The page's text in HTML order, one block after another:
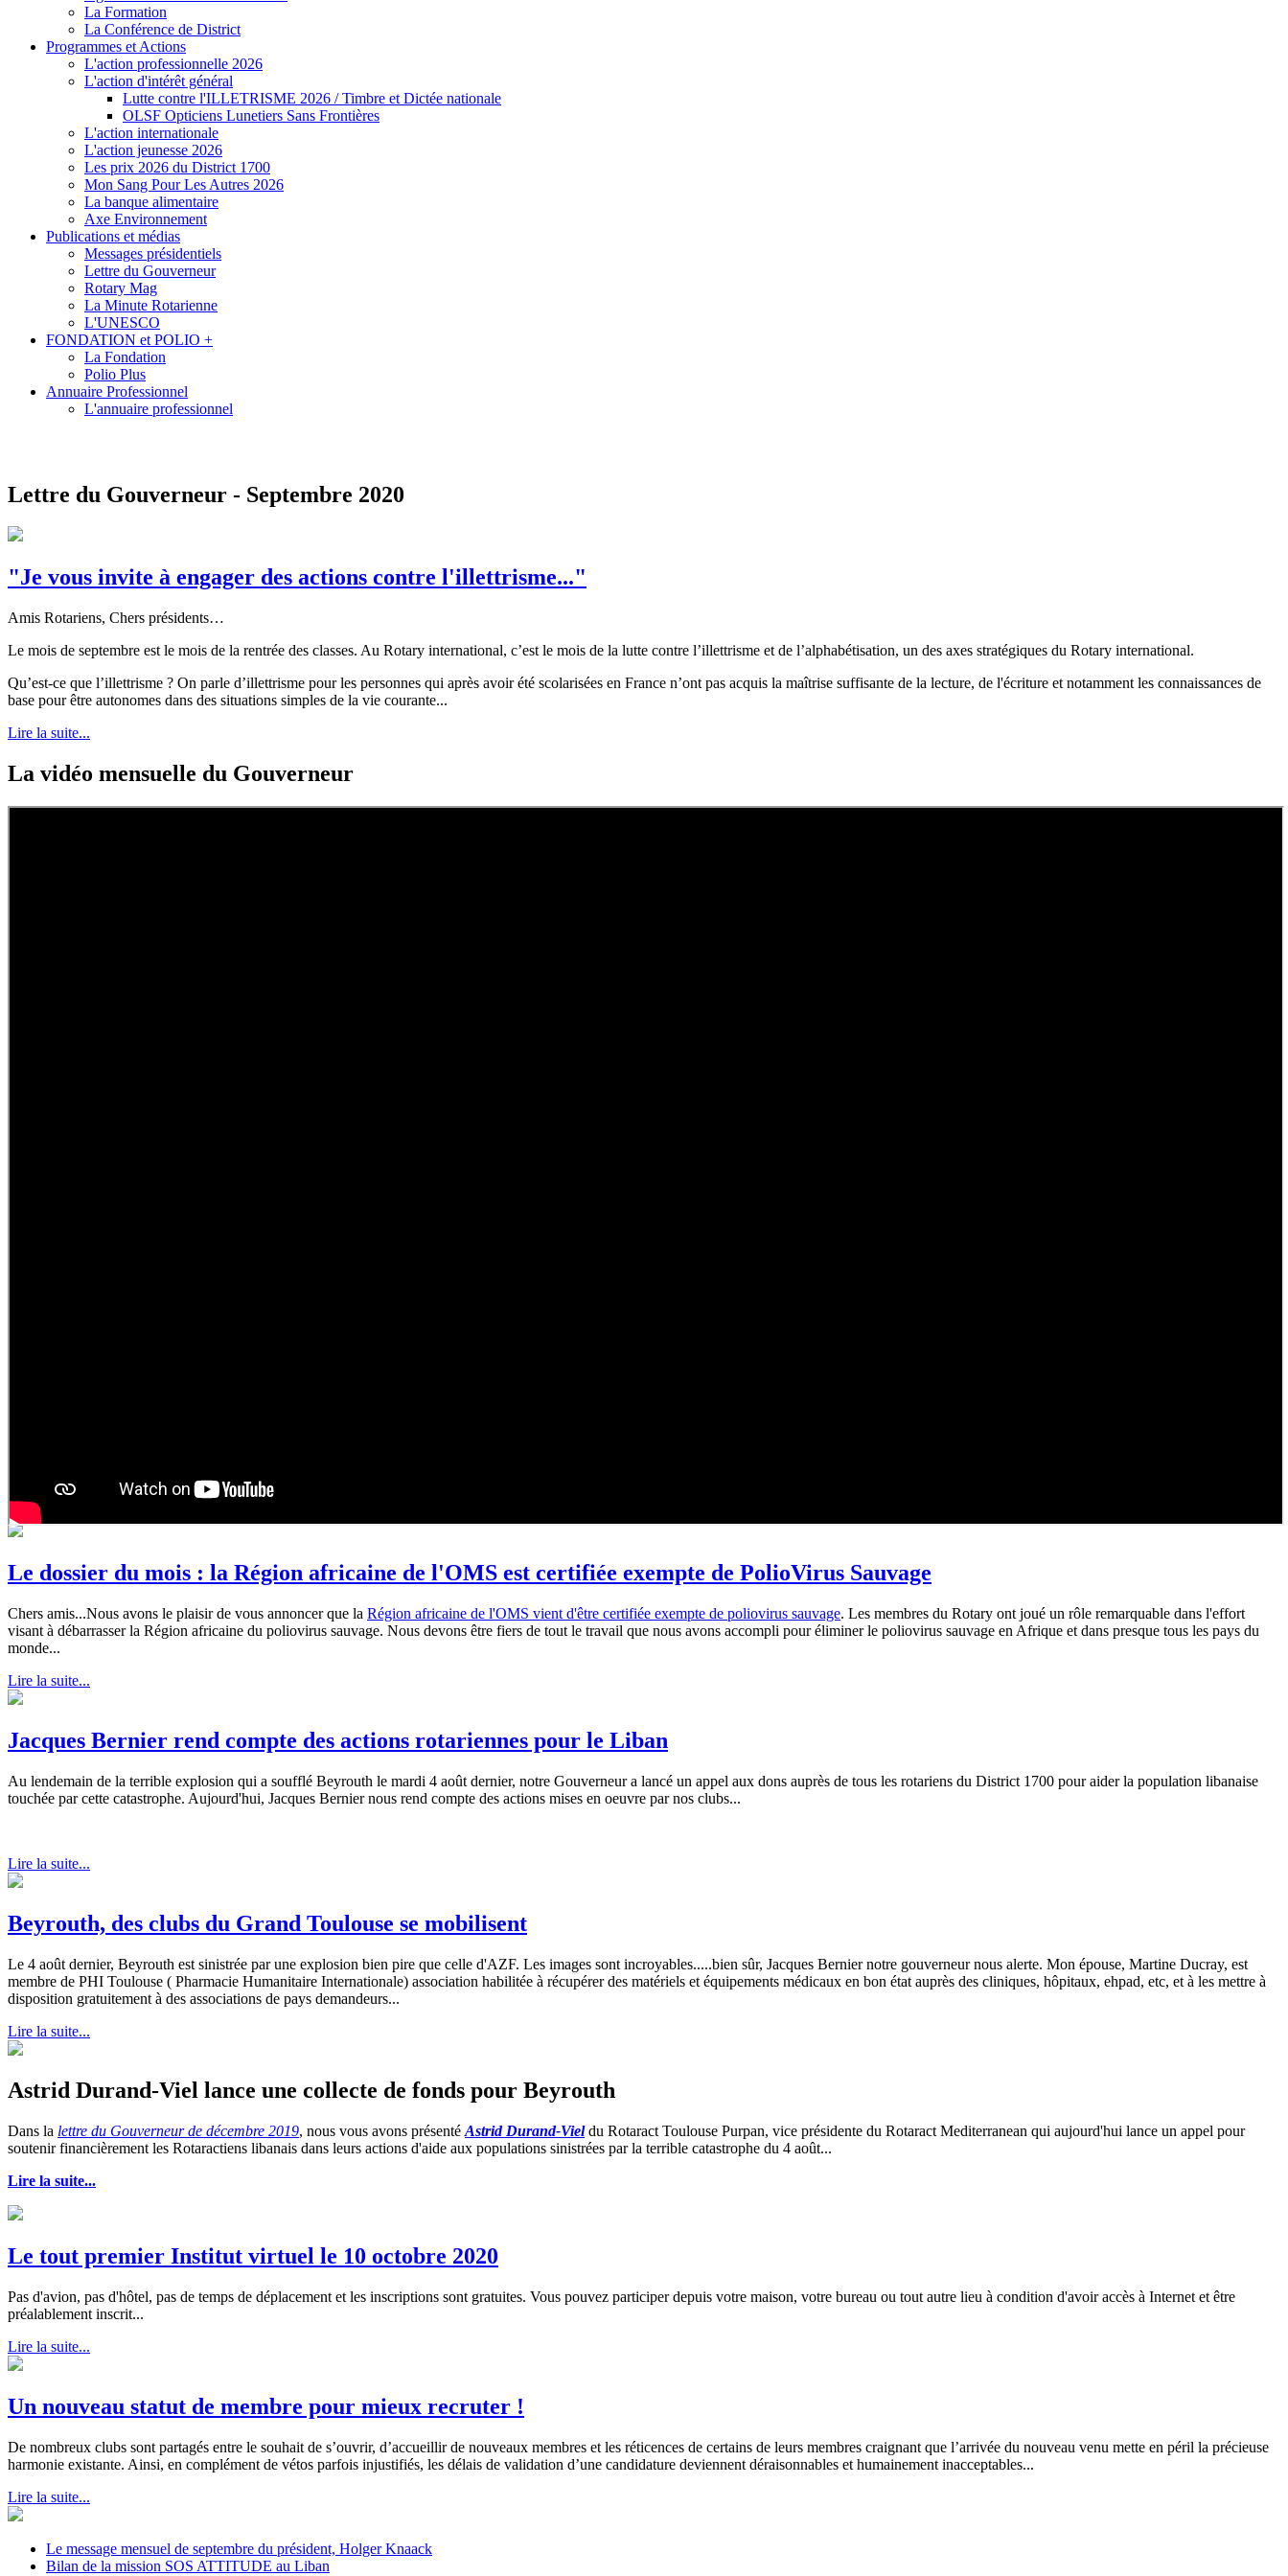
La Formation
La Conférence de District
Programmes et Actions
L'action professionnelle 2026
L'action d'intérêt général
Lutte contre l'ILLETRISME 2026 / Timbre et Dictée nationale
OLSF Opticiens Lunetiers Sans Frontières
L'action internationale
L'action jeunesse 2026
Les prix 2026 du District 1700
Mon Sang Pour Les Autres 2026
La banque alimentaire
Axe Environnement
Publications et médias
Messages présidentiels
Lettre du Gouverneur
Rotary Mag
La Minute Rotarienne
L'UNESCO
FONDATION et POLIO +
La Fondation
Polio Plus
Annuaire Professionnel
L'annuaire professionnel
Lettre du Gouverneur - Septembre 2020
"Je vous invite à engager des actions contre l'illettrisme..."
Amis Rotariens, Chers présidents…
Le mois de septembre est le mois de la rentrée des classes. Au Rotary international, c’est le mois de la lutte contre l’illettrisme et de l’alphabétisation, un des axes stratégiques du Rotary international.
Qu’est-ce que l’illettrisme ? On parle d’illettrisme pour les personnes qui après avoir été scolarisées en France n’ont pas acquis la maîtrise suffisante de la lecture, de l'écriture et notamment les connaissances de
base pour être autonomes dans des situations simples de la vie courante...
Lire la suite...
La vidéo mensuelle du Gouverneur
Le dossier du mois : la Région africaine de l'OMS est certifiée exempte de PolioVirus Sauvage
Chers amis...Nous avons le plaisir de vous annoncer que la Région africaine de l'OMS vient d'être certifiée exempte de poliovirus sauvage. Les membres du Rotary ont joué un rôle remarquable dans l'effort
visant à débarrasser la Région africaine du poliovirus sauvage. Nous devons être fiers de tout le travail que nous avons accompli pour éliminer le poliovirus sauvage en Afrique et dans presque tous les pays du
monde...
Lire la suite...
Jacques Bernier rend compte des actions rotariennes pour le Liban
Au lendemain de la terrible explosion qui a soufflé Beyrouth le mardi 4 août dernier, notre Gouverneur a lancé un appel aux dons auprès de tous les rotariens du District 1700 pour aider la population libanaise
touchée par cette catastrophe. Aujourd'hui, Jacques Bernier nous rend compte des actions mises en oeuvre par nos clubs...
Lire la suite...
Beyrouth, des clubs du Grand Toulouse se mobilisent
Le 4 août dernier, Beyrouth est sinistrée par une explosion bien pire que celle d'AZF. Les images sont incroyables.....bien sûr, Jacques Bernier notre gouverneur nous alerte. Mon épouse, Martine Ducray, est
membre de PHI Toulouse ( Pharmacie Humanitaire Internationale) association habilitée à récupérer des matériels et équipements médicaux en bon état auprès des cliniques, hôpitaux, ehpad, etc, et à les mettre à
disposition gratuitement à des associations de pays demandeurs...
Lire la suite...
Astrid Durand-Viel lance une collecte de fonds pour Beyrouth
Dans la lettre du Gouverneur de décembre 2019, nous vous avons présenté Astrid Durand-Viel du Rotaract Toulouse Purpan, vice présidente du Rotaract Mediterranean qui aujourd'hui lance un appel pour
soutenir financièrement les Rotaractiens libanais dans leurs actions d'aide aux populations sinistrées par la terrible catastrophe du 4 août...
Lire la suite...
Le tout premier Institut virtuel le 10 octobre 2020
Pas d'avion, pas d'hôtel, pas de temps de déplacement et les inscriptions sont gratuites. Vous pouvez participer depuis votre maison, votre bureau ou tout autre lieu à condition d'avoir accès à Internet et être
préalablement inscrit...
Lire la suite...
Un nouveau statut de membre pour mieux recruter !
De nombreux clubs sont partagés entre le souhait de s’ouvrir, d’accueillir de nouveaux membres et les réticences de certains de leurs membres craignant que l’arrivée du nouveau venu mette en péril la précieuse
harmonie existante. Ainsi, en complément de vétos parfois injustifiés, les délais de validation d’une candidature deviennent déraisonnables et humainement inacceptables...
Lire la suite...
Le message mensuel de septembre du président, Holger Knaack
Bilan de la mission SOS ATTITUDE au Liban